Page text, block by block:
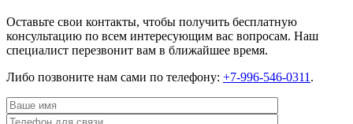
Оставьте свои контакты, чтобы получить бесплатную
консультацию по всем интересующим вас вопросам. Наш
специалист перезвонит вам в ближайшее время.
Либо позвоните нам сами по телефону: +7-996-546-0311 .